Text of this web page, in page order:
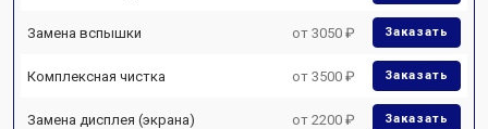
Замена вспышки от 3050 ₽ Заказать
Комплексная чистка от 3500 ₽ Заказать
Замена дисплея (экрана) от 2200 ₽ Заказать